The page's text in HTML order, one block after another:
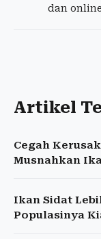
dan online
Artikel
Cegah
Musnahkan
Ikan Sidat
Populasinya